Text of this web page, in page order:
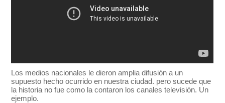
Los medios nacionales le dieron amplia difusión a un
supuesto hecho ocurrido en nuestra ciudad. pero sucede que
la historia no fue como la contaron los canales televisión. Un
ejemplo.